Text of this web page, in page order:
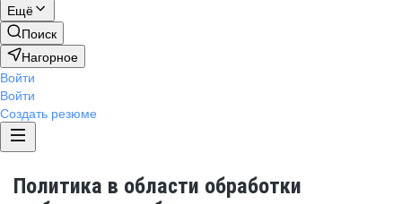
Ещё
Поиск
Нагорное
Войти
Войти
Создать резюме
Политика в области обработки